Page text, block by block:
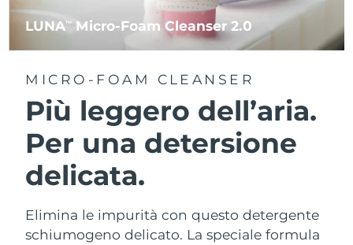
LUNATM Micro-Foam Cleanser 2.0
MICRO-FOAM CLEANSER
Più leggero dell’aria.
Per una detersione
delicata.
Elimina le impurità con questo detergente
schiumogeno delicato. La speciale formula